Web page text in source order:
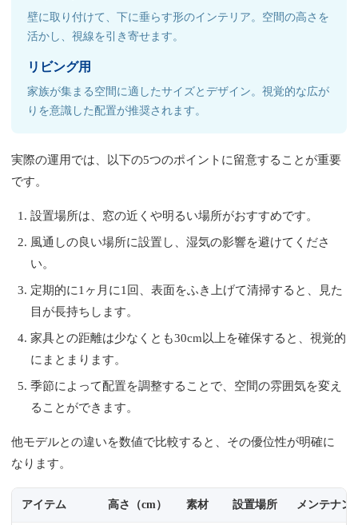
壁に取り付けて、下に垂らす形のインテリア。空間の高さを
活かし、視線を引き寄せます。
リビング用
家族が集まる空間に適したサイズとデザイン。視覚的な広が
りを意識した配置が推奨されます。
実際の運用では、以下の5つのポイントに留意することが重要
です。
設置場所は、窓の近くや明るい場所がおすすめです。
風通しの良い場所に設置し、湿気の影響を避けてくださ
い。
定期的に1ヶ月に1回、表面をふき上げて清掃すると、見た
目が長持ちします。
家具との距離は少なくとも30cm以上を確保すると、視覚的
にまとまります。
季節によって配置を調整することで、空間の雰囲気を変え
ることができます。
他モデルとの違いを数値で比較すると、その優位性が明確に
なります。
アイテム 高さ（cm） 素材 設置場所 メンテナン